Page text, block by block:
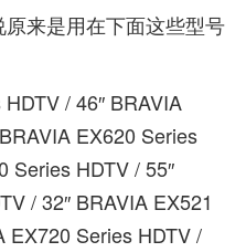
来是用在下面这些型号
/ 46″ BRAVIA
EX620 Series
Series HDTV / 55″
/ 32″ BRAVIA EX521
EX720 Series HDTV /